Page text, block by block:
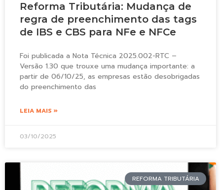
Reforma Tributária: Mudança de
regra de preenchimento das tags
de IBS e CBS para NFe e NFCe
Foi publicada a Nota Técnica 2025.002-RTC –
Versão 1.30 que trouxe uma mudança importante: a
partir de 06/10/25, as empresas estão desobrigadas
do preenchimento das
LEIA MAIS »
03/10/2025
REFORMA TRIBUTÁRIA